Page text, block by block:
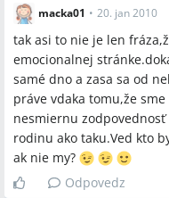
Miesta a osoby
Trnava, Bratislava (BA),
Jánosiková
macka01 • 20. jan 2010
tak asi to nie je len
emocionalnej
samé dno a zasa sa od
práve vdaka tomu,že
nesmiernu
rodinu ako taku.Ved kto
ak nie my?
Odpovedz